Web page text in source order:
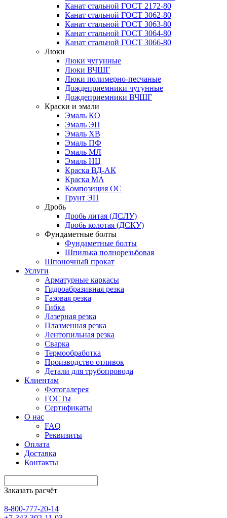
Канат стальной ГОСТ 2172-80
Канат стальной ГОСТ 3062-80
Канат стальной ГОСТ 3063-80
Канат стальной ГОСТ 3064-80
Канат стальной ГОСТ 3066-80
Люки
Люки чугунные
Люки ВЧШГ
Люки полимерно-песчаные
Дождеприемники чугунные
Дождеприемники ВЧШГ
Краски и эмали
Эмаль КО
Эмаль ЭП
Эмаль ХВ
Эмаль ПФ
Эмаль МЛ
Эмаль НЦ
Краска ВД-АК
Краска МА
Композиция ОС
Грунт ЭП
Дробь
Дробь литая (ДСЛУ)
Дробь колотая (ДСКУ)
Фундаметные болты
Фундаметные болты
Шпилька полнорезьбовая
Шпоночный прокат
Услуги
Арматурные каркасы
Гидроабразивная резка
Газовая резка
Гибка
Лазерная резка
Плазменная резка
Лентопильная резка
Сварка
Термообработка
Производство отливок
Детали для трубопровода
Клиентам
Фотогалерея
ГОСТы
Сертификаты
О нас
FAQ
Реквизиты
Оплата
Доставка
Контакты
Заказать расчёт
8-800-777-20-14